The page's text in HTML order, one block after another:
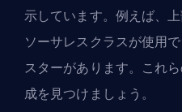
示しています。例えば、
ソーサレスクラスが使用
スターがあります。これ
成を見つけましょう。